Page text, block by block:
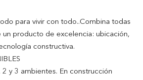
para vivir con todo..Combina todas
un producto de excelencia: ubicación,
constructiva.
y 3 ambientes. En construcción